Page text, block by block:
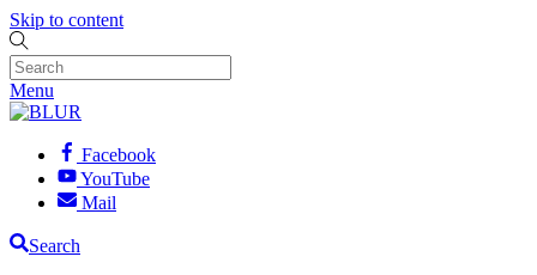
Skip to content
Menu
Facebook
YouTube
Mail
Search